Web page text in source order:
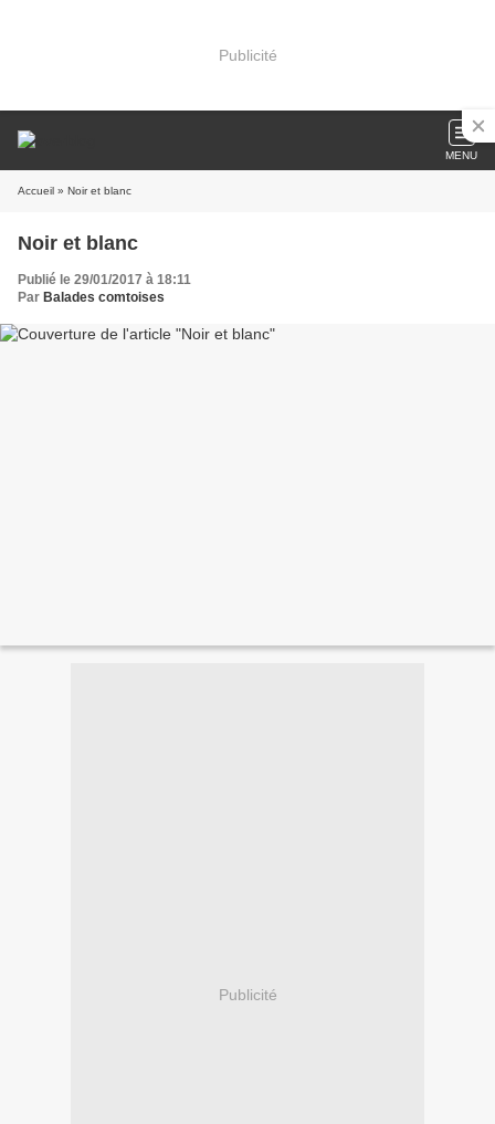
Publicité
MENU
Accueil » Noir et blanc
Noir et blanc
Publié le 29/01/2017 à 18:11
Par Balades comtoises
Publicité